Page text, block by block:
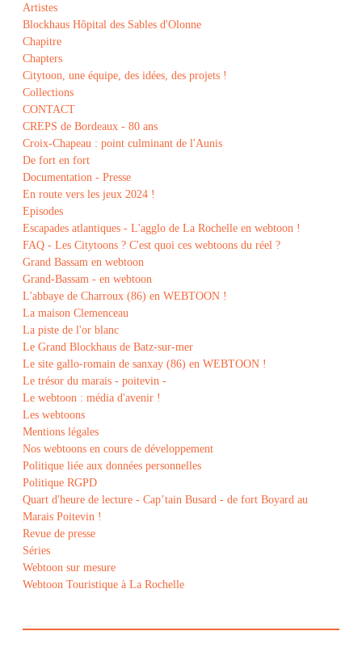
Artistes
Blockhaus Hôpital des Sables d'Olonne
Chapitre
Chapters
Citytoon, une équipe, des idées, des projets !
Collections
CONTACT
CREPS de Bordeaux - 80 ans
Croix-Chapeau : point culminant de l'Aunis
De fort en fort
Documentation - Presse
En route vers les jeux 2024 !
Episodes
Escapades atlantiques - L'agglo de La Rochelle en webtoon !
FAQ - Les Citytoons ? C'est quoi ces webtoons du réel ?
Grand Bassam en webtoon
Grand-Bassam - en webtoon
L'abbaye de Charroux (86) en WEBTOON !
La maison Clemenceau
La piste de l'or blanc
Le Grand Blockhaus de Batz-sur-mer
Le site gallo-romain de sanxay (86) en WEBTOON !
Le trésor du marais - poitevin -
Le webtoon : média d'avenir !
Les webtoons
Mentions légales
Nos webtoons en cours de développement
Politique liée aux données personnelles
Politique RGPD
Quart d'heure de lecture - Cap’tain Busard - de fort Boyard au
Marais Poitevin !
Revue de presse
Séries
Webtoon sur mesure
Webtoon Touristique à La Rochelle